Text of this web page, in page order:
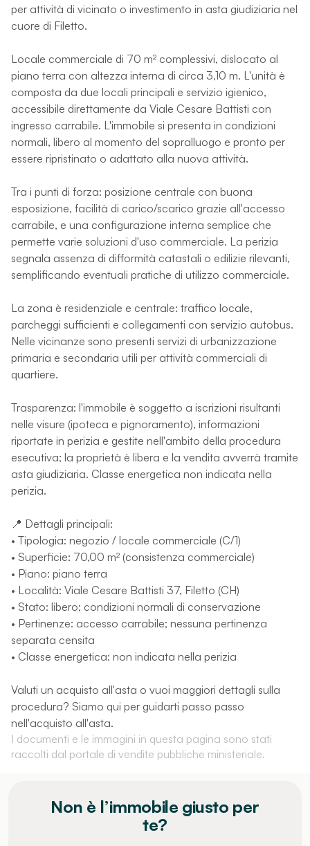
per attività di vicinato o investimento in asta giudiziaria nel
cuore di Filetto.
Locale commerciale di 70 m² complessivi, dislocato al
piano terra con altezza interna di circa 3,10 m. L'unità è
composta da due locali principali e servizio igienico,
accessibile direttamente da Viale Cesare Battisti con
ingresso carrabile. L'immobile si presenta in condizioni
normali, libero al momento del sopralluogo e pronto per
essere ripristinato o adattato alla nuova attività.
Tra i punti di forza: posizione centrale con buona
esposizione, facilità di carico/scarico grazie all'accesso
carrabile, e una configurazione interna semplice che
permette varie soluzioni d'uso commerciale. La perizia
segnala assenza di difformità catastali o edilizie rilevanti,
semplificando eventuali pratiche di utilizzo commerciale.
La zona è residenziale e centrale: traffico locale,
parcheggi sufficienti e collegamenti con servizio autobus.
Nelle vicinanze sono presenti servizi di urbanizzazione
primaria e secondaria utili per attività commerciali di
quartiere.
Trasparenza: l'immobile è soggetto a iscrizioni risultanti
nelle visure (ipoteca e pignoramento), informazioni
riportate in perizia e gestite nell'ambito della procedura
esecutiva; la proprietà è libera e la vendita avverrà tramite
asta giudiziaria. Classe energetica non indicata nella
perizia.
📍 Dettagli principali:
• Tipologia: negozio / locale commerciale (C/1)
• Superficie: 70,00 m² (consistenza commerciale)
• Piano: piano terra
• Località: Viale Cesare Battisti 37, Filetto (CH)
• Stato: libero; condizioni normali di conservazione
• Pertinenze: accesso carrabile; nessuna pertinenza
separata censita
• Classe energetica: non indicata nella perizia
Valuti un acquisto all'asta o vuoi maggiori dettagli sulla
procedura? Siamo qui per guidarti passo passo
nell'acquisto all'asta.
I documenti e le immagini in questa pagina sono stati
raccolti dal portale di vendite pubbliche ministeriale.
Non è l’immobile giusto per
te?